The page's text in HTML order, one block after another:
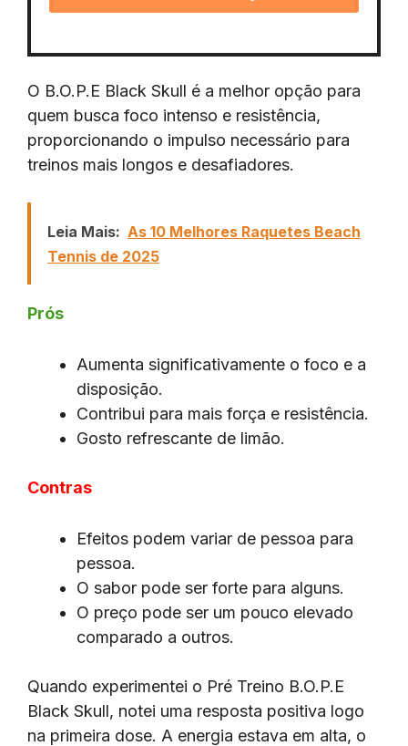
O B.O.P.E Black Skull é a melhor opção para
quem busca foco intenso e resistência,
proporcionando o impulso necessário para
treinos mais longos e desafiadores.
Leia Mais: As 10 Melhores Raquetes Beach
Tennis de 2025
Prós
Aumenta significativamente o foco e a
disposição.
Contribui para mais força e resistência.
Gosto refrescante de limão.
Contras
Efeitos podem variar de pessoa para
pessoa.
O sabor pode ser forte para alguns.
O preço pode ser um pouco elevado
comparado a outros.
Quando experimentei o Pré Treino B.O.P.E
Black Skull, notei uma resposta positiva logo
na primeira dose. A energia estava em alta, o